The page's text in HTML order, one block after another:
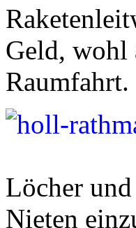
Geld, wohl
Raumfahrt.
Löcher
Nieten